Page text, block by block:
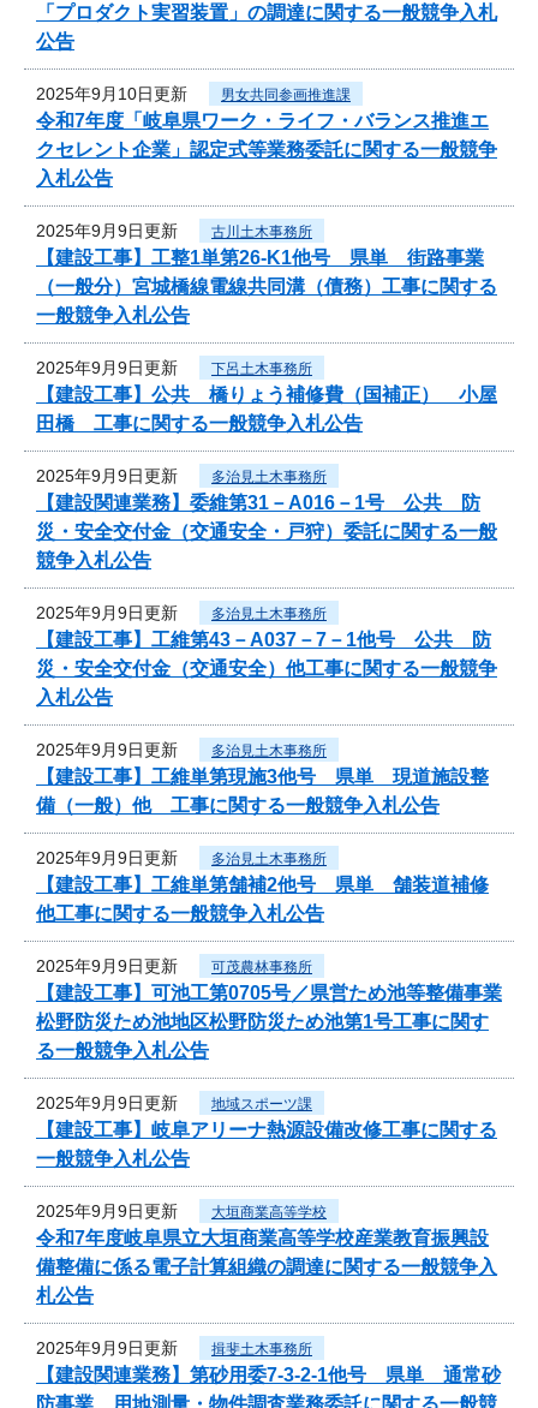
「プロダクト実習装置」の調達に関する一般競争入札
公告
2025年9月10日更新 男女共同参画推進課
令和7年度「岐阜県ワーク・ライフ・バランス推進エ
クセレント企業」認定式等業務委託に関する一般競争
入札公告
2025年9月9日更新 古川土木事務所
【建設工事】工整1単第26-K1他号 県単 街路事業
（一般分）宮城橋線電線共同溝（債務）工事に関する
一般競争入札公告
2025年9月9日更新 下呂土木事務所
【建設工事】公共 橋りょう補修費（国補正） 小屋
田橋 工事に関する一般競争入札公告
2025年9月9日更新 多治見土木事務所
【建設関連業務】委維第31－A016－1号 公共 防
災・安全交付金（交通安全・戸狩）委託に関する一般
競争入札公告
2025年9月9日更新 多治見土木事務所
【建設工事】工維第43－A037－7－1他号 公共 防
災・安全交付金（交通安全）他工事に関する一般競争
入札公告
2025年9月9日更新 多治見土木事務所
【建設工事】工維単第現施3他号 県単 現道施設整
備（一般）他 工事に関する一般競争入札公告
2025年9月9日更新 多治見土木事務所
【建設工事】工維単第舗補2他号 県単 舗装道補修
他工事に関する一般競争入札公告
2025年9月9日更新 可茂農林事務所
【建設工事】可池工第0705号／県営ため池等整備事業
松野防災ため池地区松野防災ため池第1号工事に関す
る一般競争入札公告
2025年9月9日更新 地域スポーツ課
【建設工事】岐阜アリーナ熱源設備改修工事に関する
一般競争入札公告
2025年9月9日更新 大垣商業高等学校
令和7年度岐阜県立大垣商業高等学校産業教育振興設
備整備に係る電子計算組織の調達に関する一般競争入
札公告
2025年9月9日更新 揖斐土木事務所
【建設関連業務】第砂用委7-3-2-1他号 県単 通常砂
防事業 用地測量・物件調査業務委託に関する一般競